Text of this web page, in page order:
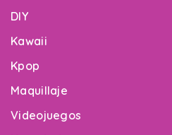
DIY
Kawaii
Kpop
Maquillaje
Videojuegos